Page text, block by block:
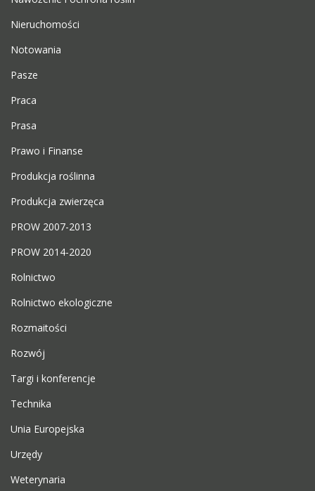
Nieruchomości
Notowania
Pasze
Praca
Prasa
Prawo i Finanse
Produkcja roślinna
Produkcja zwierzęca
PROW 2007-2013
PROW 2014-2020
Rolnictwo
Rolnictwo ekologiczne
Rozmaitości
Rozwój
Targi i konferencje
Technika
Unia Europejska
Urzędy
Weterynaria